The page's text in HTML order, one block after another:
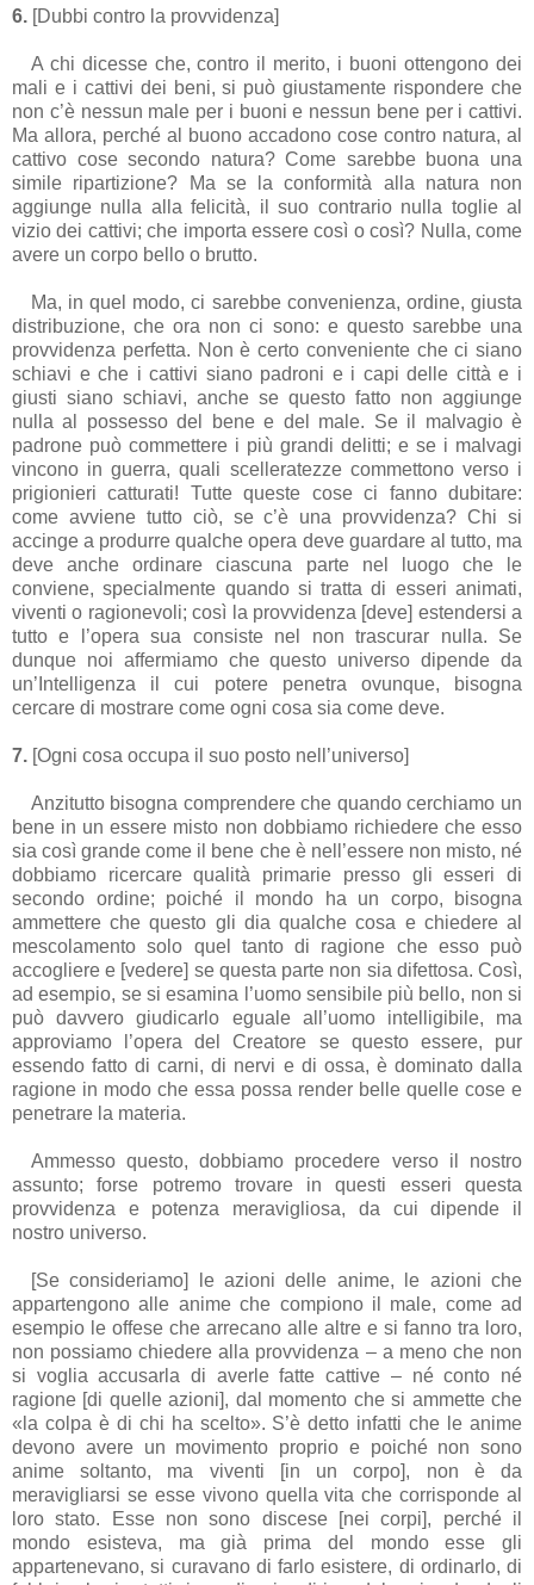
6. [Dubbi contro la provvidenza]
A chi dicesse che, contro il merito, i buoni ottengono dei
mali e i cattivi dei beni, si può giustamente rispondere che
non c’è nessun male per i buoni e nessun bene per i cattivi.
Ma allora, perché al buono accadono cose contro natura, al
cattivo cose secondo natura? Come sarebbe buona una
simile ripartizione? Ma se la conformità alla natura non
aggiunge nulla alla felicità, il suo contrario nulla toglie al
vizio dei cattivi; che importa essere così o così? Nulla, come
avere un corpo bello o brutto.
Ma, in quel modo, ci sarebbe convenienza, ordine, giusta
distribuzione, che ora non ci sono: e questo sarebbe una
provvidenza perfetta. Non è certo conveniente che ci siano
schiavi e che i cattivi siano padroni e i capi delle città e i
giusti siano schiavi, anche se questo fatto non aggiunge
nulla al possesso del bene e del male. Se il malvagio è
padrone può commettere i più grandi delitti; e se i malvagi
vincono in guerra, quali scelleratezze commettono verso i
prigionieri catturati! Tutte queste cose ci fanno dubitare:
come avviene tutto ciò, se c’è una provvidenza? Chi si
accinge a produrre qualche opera deve guardare al tutto, ma
deve anche ordinare ciascuna parte nel luogo che le
conviene, specialmente quando si tratta di esseri animati,
viventi o ragionevoli; così la provvidenza [deve] estendersi a
tutto e l’opera sua consiste nel non trascurar nulla. Se
dunque noi affermiamo che questo universo dipende da
un’Intelligenza il cui potere penetra ovunque, bisogna
cercare di mostrare come ogni cosa sia come deve.
7. [Ogni cosa occupa il suo posto nell’universo]
Anzitutto bisogna comprendere che quando cerchiamo un
bene in un essere misto non dobbiamo richiedere che esso
sia così grande come il bene che è nell’essere non misto, né
dobbiamo ricercare qualità primarie presso gli esseri di
secondo ordine; poiché il mondo ha un corpo, bisogna
ammettere che questo gli dia qualche cosa e chiedere al
mescolamento solo quel tanto di ragione che esso può
accogliere e [vedere] se questa parte non sia difettosa. Così,
ad esempio, se si esamina l’uomo sensibile più bello, non si
può davvero giudicarlo eguale all’uomo intelligibile, ma
approviamo l’opera del Creatore se questo essere, pur
essendo fatto di carni, di nervi e di ossa, è dominato dalla
ragione in modo che essa possa render belle quelle cose e
penetrare la materia.
Ammesso questo, dobbiamo procedere verso il nostro
assunto; forse potremo trovare in questi esseri questa
provvidenza e potenza meravigliosa, da cui dipende il
nostro universo.
[Se consideriamo] le azioni delle anime, le azioni che
appartengono alle anime che compiono il male, come ad
esempio le offese che arrecano alle altre e si fanno tra loro,
non possiamo chiedere alla provvidenza – a meno che non
si voglia accusarla di averle fatte cattive – né conto né
ragione [di quelle azioni], dal momento che si ammette che
«la colpa è di chi ha scelto». S’è detto infatti che le anime
devono avere un movimento proprio e poiché non sono
anime soltanto, ma viventi [in un corpo], non è da
meravigliarsi se esse vivono quella vita che corrisponde al
loro stato. Esse non sono discese [nei corpi], perché il
mondo esisteva, ma già prima del mondo esse gli
appartenevano, si curavano di farlo esistere, di ordinarlo, di